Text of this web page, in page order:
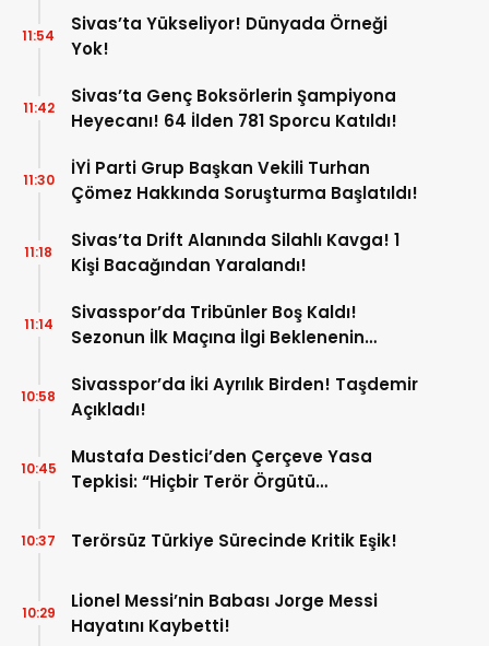
Sivas’ta Yükseliyor! Dünyada Örneği
Yok!
11:54
Sivas’ta Genç Boksörlerin Şampiyona
Heyecanı! 64 İlden 781 Sporcu Katıldı!
11:42
İYİ Parti Grup Başkan Vekili Turhan
Çömez Hakkında Soruşturma Başlatıldı!
11:30
Sivas’ta Drift Alanında Silahlı Kavga! 1
Kişi Bacağından Yaralandı!
11:18
Sivasspor’da Tribünler Boş Kaldı!
Sezonun İlk Maçına İlgi Beklenenin
11:14
Sivasspor’da İki Ayrılık Birden! Taşdemir
Açıkladı!
10:58
Mustafa Destici’den Çerçeve Yasa
Tepkisi: “Hiçbir Terör Örgütü
Edilemez”
10:45
Terörsüz Türkiye Sürecinde Kritik Eşik!
10:37
Lionel Messi’nin Babası Jorge Messi
Hayatını Kaybetti!
10:29